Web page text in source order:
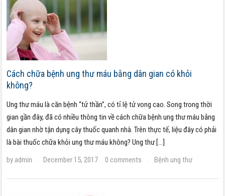
Cách chữa bệnh ung thư máu bằng dân gian có khỏi
không?
Ung thư máu là căn bệnh “tử thần”, có tỉ lệ tử vong cao. Song trong thời
gian gần đây, đã có nhiều thông tin về cách chữa bệnh ung thư máu bằng
dân gian nhờ tận dụng cây thuốc quanh nhà. Trên thực tế, liệu đây có phải
là bài thuốc chữa khỏi ung thư máu không? Ung thư […]
by admin · December 15, 2017· 0 comments · Bệnh ung thư